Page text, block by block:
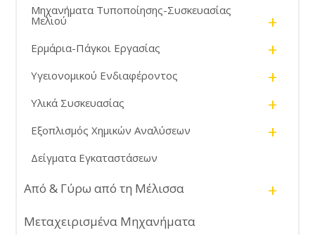
Μηχανήματα Τυποποίησης-Συσκευασίας
Μελιού +
Ερμάρια-Πάγκοι Εργασίας +
Υγειονομικού Ενδιαφέροντος +
Υλικά Συσκευασίας +
Εξοπλισμός Χημικών Αναλύσεων +
Δείγματα Εγκαταστάσεων
Από & Γύρω από τη Μέλισσα +
Μεταχειρισμένα Μηχανήματα